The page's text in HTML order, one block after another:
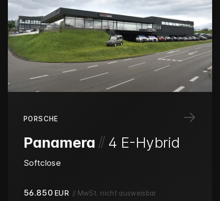
→
PORSCHE
Panamera // 4 E-Hybrid
Softclose
56.850 EUR // MwSt. nicht ausweisbar